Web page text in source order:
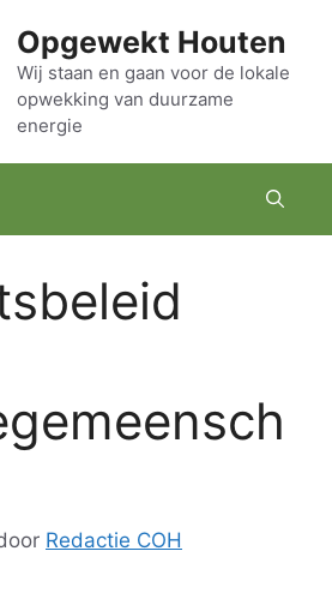
Opgewekt Houten
Wij staan en gaan voor de lokale
opwekking van duurzame
energie
Redactie COH